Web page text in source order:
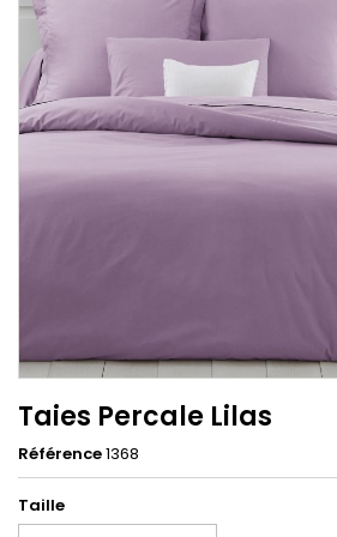
Taies Percale Lilas
Référence1368
Taille